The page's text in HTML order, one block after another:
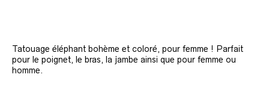
Tatouage éléphant bohème et coloré, pour femme ! Parfait
pour le poignet, le bras, la jambe ainsi que pour femme ou
homme.